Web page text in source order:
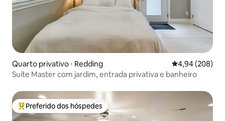
Quarto privativo ⋅ Redding 4,94 de uma
4,94 (208)
Suíte Master com jardim, entrada privativa e banheiro
Entre os melhores preferidos dos hóspedes
Preferido dos hóspedes